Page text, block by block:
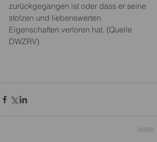
zurückgegangen ist oder dass er seine
stolzen und liebenswerten
Eigenschaften verloren hat. (Quelle
DWZRV)